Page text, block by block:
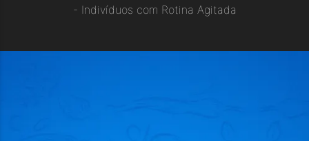
- Indivíduos com Rotina Agitada